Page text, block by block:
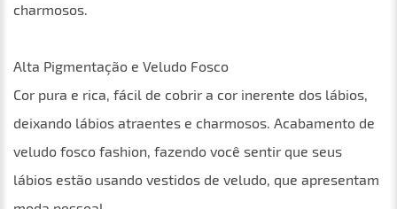
charmosos.
Alta Pigmentação e Veludo Fosco
Cor pura e rica, fácil de cobrir a cor inerente dos lábios,
deixando lábios atraentes e charmosos. Acabamento de
veludo fosco fashion, fazendo você sentir que seus
lábios estão usando vestidos de veludo, que apresentam